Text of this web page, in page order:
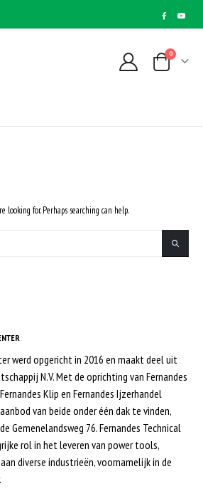
0
looking for. Perhaps searching can help.
werd opgericht in 2016 en maakt deel uit
N.V. Met de oprichting van Fernandes
Klip en Fernandes Ijzerhandel
van beide onder één dak te vinden,
Gemenelandsweg 76. Fernandes Technical
rol in het leveren van power tools,
diverse industrieën, voornamelijk in de